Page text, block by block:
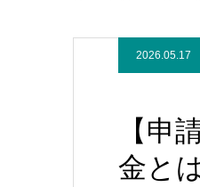
2026.05.17
【申
金と